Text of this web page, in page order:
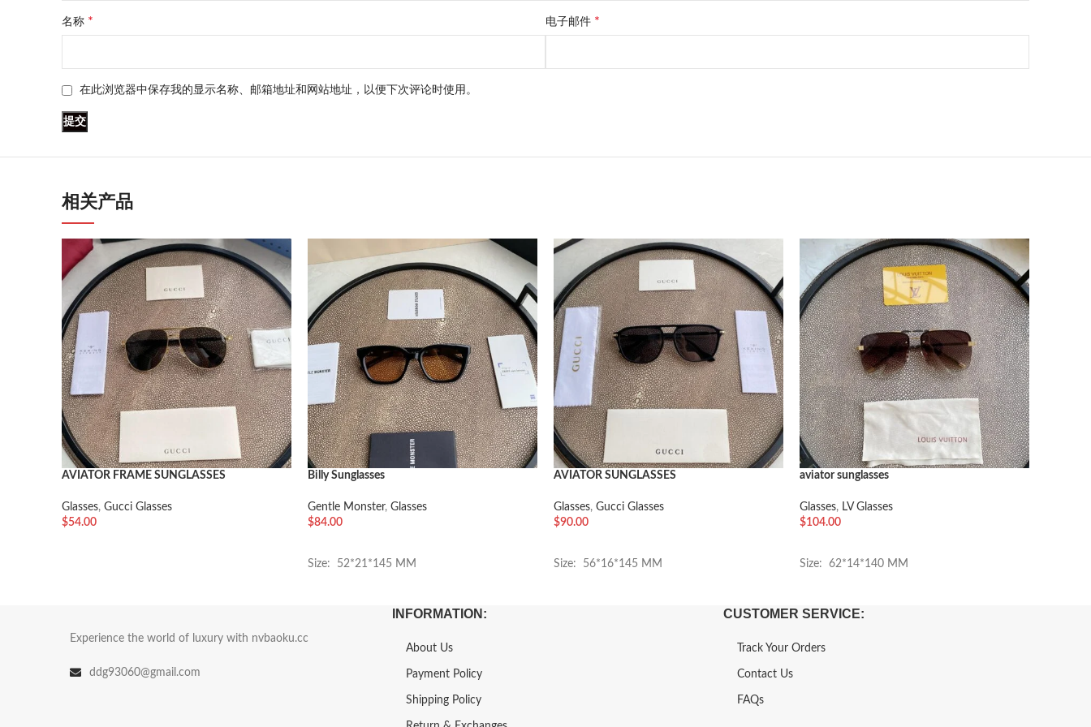
名称 * 电子邮件 *
在此浏览器中保存我的显示名称、邮箱地址和网站地址，以便下次评论时使用。
相关产品
AVIATOR FRAME SUNGLASSES
Glasses, Gucci Glasses
$54.00
Billy Sunglasses
Gentle Monster, Glasses
$84.00
Size: 52*21*145 MM
AVIATOR SUNGLASSES
Glasses, Gucci Glasses
$90.00
Size: 56*16*145 MM
aviator sunglasses
Glasses, LV Glasses
$104.00
Size: 62*14*140 MM
Experience the world of luxury with nvbaoku.cc
ddg93060@gmail.com
INFORMATION:
About Us
Payment Policy
Shipping Policy
CUSTOMER SERVICE:
Track Your Orders
Contact Us
FAQs